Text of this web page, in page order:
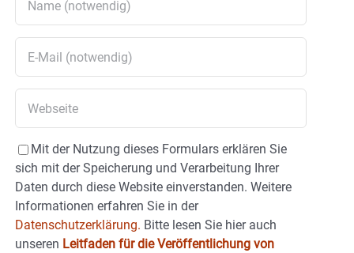
Mit der Nutzung dieses Formulars erklären Sie
sich mit der Speicherung und Verarbeitung Ihrer
Daten durch diese Website einverstanden. Weitere
Informationen erfahren Sie in der
Datenschutzerklärung. Bitte lesen Sie hier auch
unseren Leitfaden für die Veröffentlichung von